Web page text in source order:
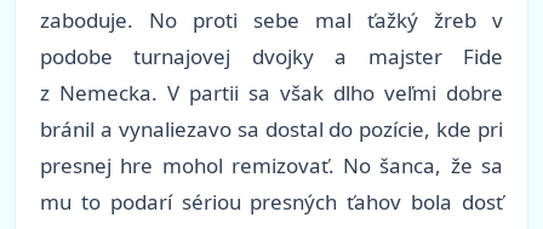
zaboduje. No proti sebe mal ťažký žreb v
podobe turnajovej dvojky a majster Fide
z Nemecka. V partii sa však dlho veľmi dobre
bránil a vynaliezavo sa dostal do pozície, kde pri
presnej hre mohol remizovať. No šanca, že sa
mu to podarí sériou presných ťahov bola dosť